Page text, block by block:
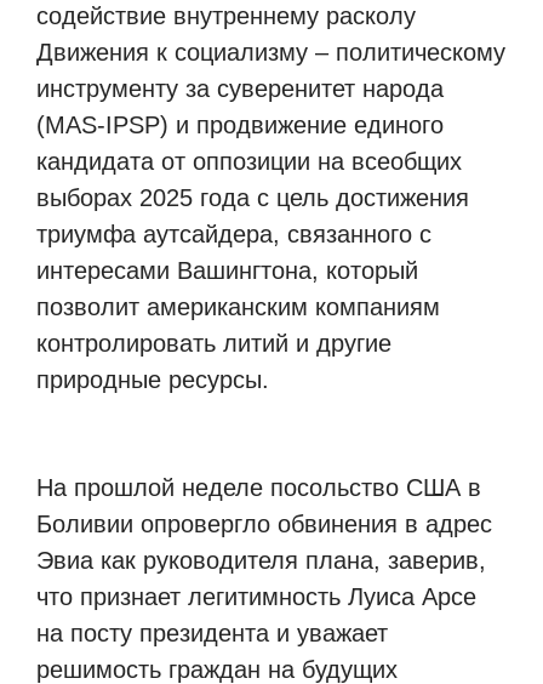
содействие внутреннему расколу
Движения к социализму – политическому
инструменту за суверенитет народа
(MAS-IPSP) и продвижение единого
кандидата от оппозиции на всеобщих
выборах 2025 года с цель достижения
триумфа аутсайдера, связанного с
интересами Вашингтона, который
позволит американским компаниям
контролировать литий и другие
природные ресурсы.
На прошлой неделе посольство США в
Боливии опровергло обвинения в адрес
Эвиа как руководителя плана, заверив,
что признает легитимность Луиса Арсе
на посту президента и уважает
решимость граждан на будущих